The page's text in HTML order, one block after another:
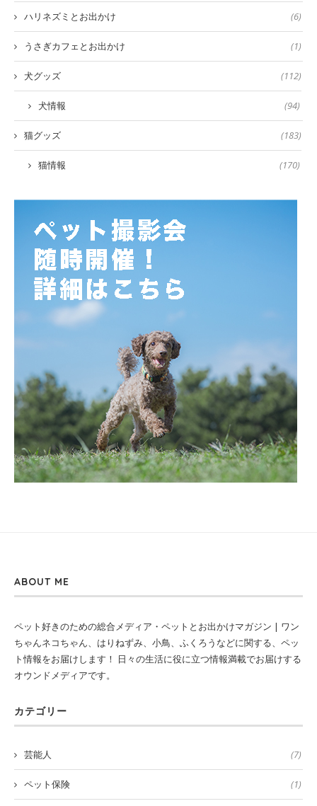
ハリネズミとお出かけ (6)
うさぎカフェとお出かけ (1)
犬グッズ (112)
犬情報 (94)
猫グッズ (183)
猫情報 (170)
ABOUT ME
ペット好きのための総合メディア・ペットとお出かけマガジン | ワン
ちゃんネコちゃん、はりねずみ、小鳥、ふくろうなどに関する、ペッ
ト情報をお届けします！ 日々の生活に役に立つ情報満載でお届けする
オウンドメディアです。
カテゴリー
芸能人 (7)
ペット保険 (1)